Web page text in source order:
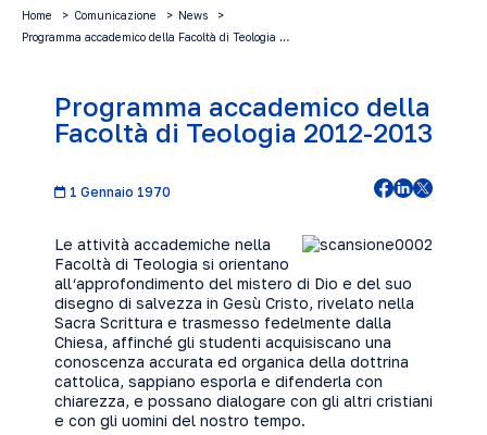
Home Comunicazione
News
Programma accademico della Facoltà di Teologia …
Programma accademico della
Facoltà di Teologia 2012-2013
1 Gennaio 1970
Le attività accademiche nella
Facoltà di Teologia si orientano
all‘approfondimento del mistero di Dio e del suo
disegno di salvezza in Gesù Cristo, rivelato nella
Sacra Scrittura e trasmesso fedelmente dalla
Chiesa, affinché gli studenti acquisiscano una
conoscenza accurata ed organica della dottrina
cattolica, sappiano esporla e difenderla con
chiarezza, e possano dialogare con gli altri cristiani
e con gli uomini del nostro tempo.